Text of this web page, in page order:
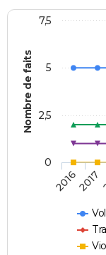
Nombre de faits
20162017
0
2,5
5
7,5